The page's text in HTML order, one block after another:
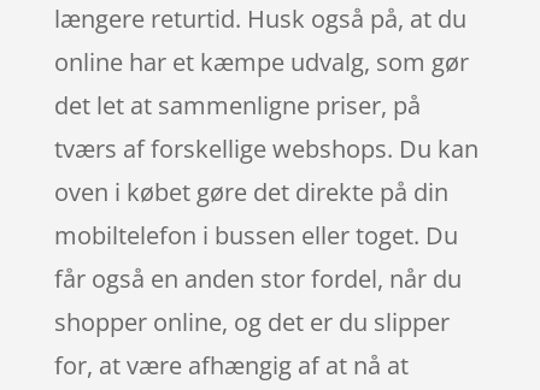
længere returtid. Husk også på, at du
online har et kæmpe udvalg, som gør
det let at sammenligne priser, på
tværs af forskellige webshops. Du kan
oven i købet gøre det direkte på din
mobiltelefon i bussen eller toget. Du
får også en anden stor fordel, når du
shopper online, og det er du slipper
for, at være afhængig af at nå at